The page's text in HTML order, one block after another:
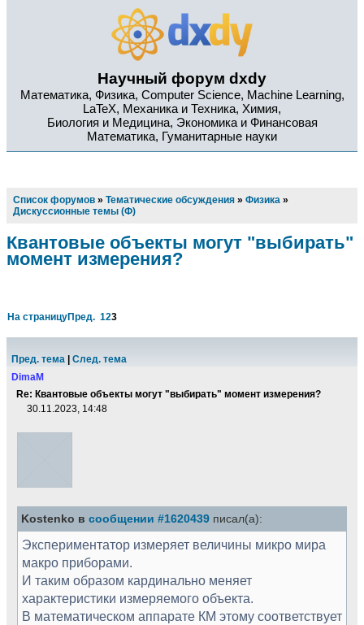
Научный форум dxdy
Математика, Физика, Computer Science, Machine Learning,
LaTeX, Механика и Техника, Химия,
Биология и Медицина, Экономика и Финансовая
Математика, Гуманитарные науки
Список форумов » Тематические обсуждения » Физика »
Дискуссионные темы (Ф)
Квантовые объекты могут "выбирать"
момент измерения?
На страницуПред. 123
Пред. тема
След. тема
DimaM
Re: Квантовые объекты могут "выбирать" момент измерения?
30.11.2023, 14:48
Kostenko в сообщении #1620439 писал(а):
Экспериментатор измеряет величины микро мира
макро приборами.
И таким образом кардинально меняет
характеристики измеряемого объекта.
В математическом аппарате КМ этому соответствует